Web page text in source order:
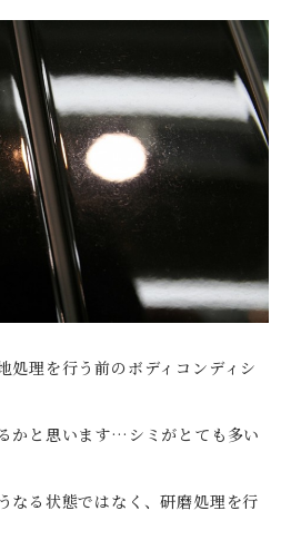
処理を行う前のボディコンディシ
かと思います…シミがとても多い
なる状態ではなく、研磨処理を行